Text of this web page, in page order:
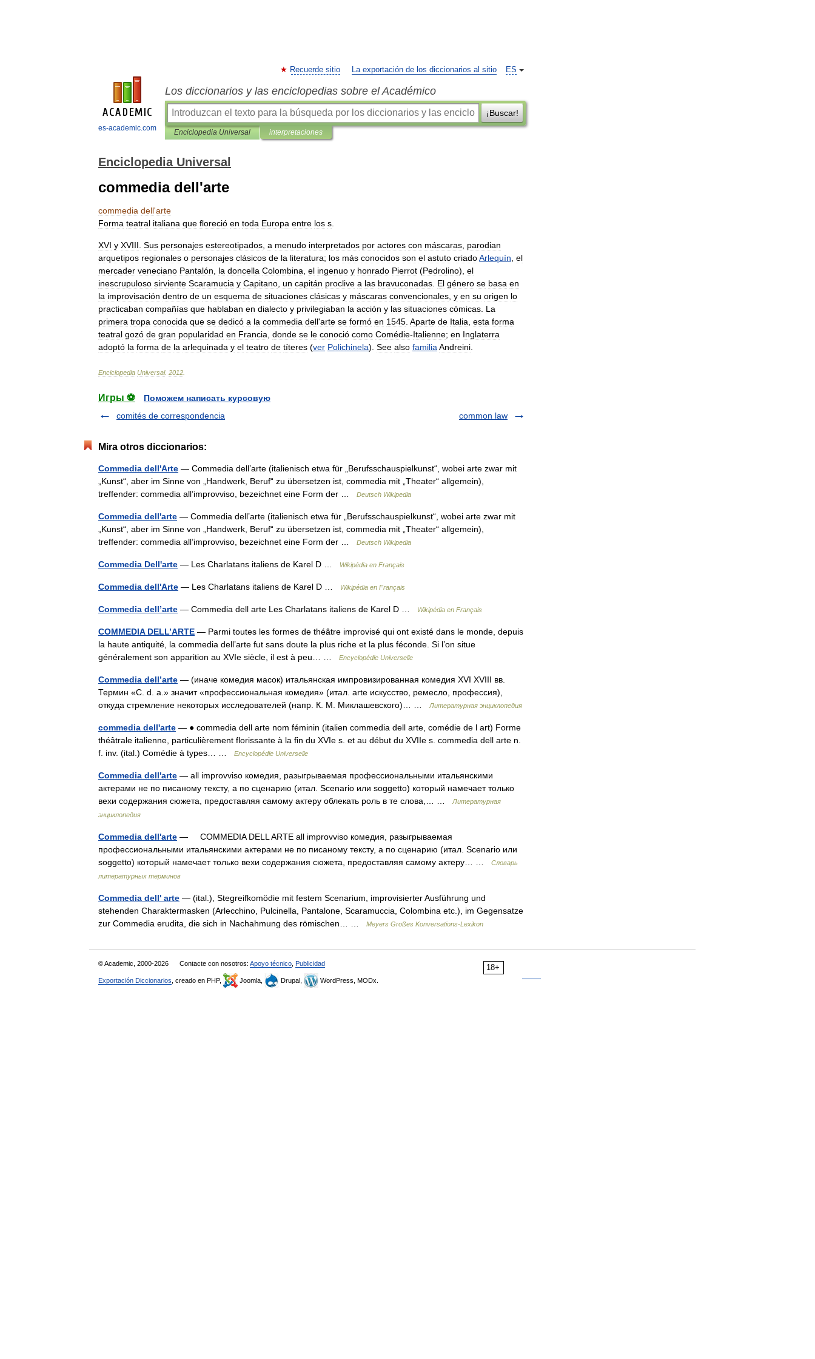
es-academic.com
ES
Recuerde sitio La exportación de los diccionarios al sitio
Los diccionarios y las enciclopedias sobre el Académico
¡Buscar!
Enciclopedia Universal interpretaciones
Enciclopedia Universal
commedia dell'arte
commedia dell'arte
Forma teatral italiana que floreció en toda Europa entre los s
XVI y XVIII Sus personajes estereotipados a menudo interpretados por actores con máscaras parodian
arquetipos regionales o personajes clásicos de la literatura; los más conocidos son el astuto criadoArlequín el
mercader veneciano Pantalón la doncella Colombina el ingenuo y honrado Pierrot (Pedrolino), el
inescrupuloso sirviente Scaramucia y Capitano un capitán proclive a las bravuconadas El género se basa en
la improvisación dentro de un esquema de situaciones clásicas y máscaras convencionales y en su origen lo
practicaban compañías que hablaban en dialecto y privilegiaban la acción y las situaciones cómicas La
primera tropa conocida que se dedicó a la commedia dell'arte se formó en 1545 Aparte de Italia esta forma
teatral gozó de gran popularidad en Francia donde se le conoció como Comédie-Italienne; en Inglaterra
adoptó la forma de la arlequinada y el teatro de títeres (ver Polichinela). See also familia Andreini
Enciclopedia Universal. 2012
Игры ⚽
Поможем написать курсовую
comités de correspondencia
common law
Mira otros diccionarios:
Commedia dell'Arte — Commedia dell’arte (italienisch etwa für „Berufsschauspielkunst“, wobei arte zwar mit
„Kunst“, aber im Sinne von „Handwerk, Beruf“ zu übersetzen ist, commedia mit „Theater“ allgemein),
treffender: commedia all’improvviso, bezeichnet eine Form der …
Deutsch Wikipedia
Commedia dell'arte — Commedia dell’arte (italienisch etwa für „Berufsschauspielkunst“, wobei arte zwar mit
„Kunst“, aber im Sinne von „Handwerk, Beruf“ zu übersetzen ist, commedia mit „Theater“ allgemein),
treffender: commedia all’improvviso, bezeichnet eine Form der …
Deutsch Wikipedia
Commedia Dell'arte — Les Charlatans italiens de Karel D … Wikipédia en Français
Commedia dell'Arte — Les Charlatans italiens de Karel D … Wikipédia en Français
Commedia dell’arte — Commedia dell arte Les Charlatans italiens de Karel D … Wikipédia en Français
COMMEDIA DELL’ARTE — Parmi toutes les formes de théâtre improvisé qui ont existé dans le monde, depuis
la haute antiquité, la commedia dell’arte fut sans doute la plus riche et la plus féconde. Si l’on situe
généralement son apparition au XVIe siècle, il est à peu… …
Encyclopédie Universelle
Commedia dell’arte — (иначе комедия масок) итальянская импровизированная комедия XVI XVIII вв.
Термин «C. d. a.» значит «профессиональная комедия» (итал. arte искусство, ремесло, профессия),
откуда стремление некоторых исследователей (напр. К. М. Миклашевского)… …
Литературная энциклопедия
commedia dell'arte — ● commedia dell arte nom féminin (italien commedia dell arte, comédie de l art) Forme
théâtrale italienne, particulièrement florissante à la fin du XVIe s. et au début du XVIIe s. commedia dell arte n.
f. inv. (ital.) Comédie à types… …
Encyclopédie Universelle
Commedia dell'arte — all improvviso комедия, разыгрываемая профессиональными итальянскими
актерами не по писаному тексту, а по сценарию (итал. Scenario или soggetto) который намечает только
вехи содержания сюжета, предоставляя самому актеру облекать роль в те слова,… …
Литературная
энциклопедия
Commedia dell'arte — COMMEDIA DELL ARTE all improvviso комедия, разыгрываемая
профессиональными итальянскими актерами не по писаному тексту, а по сценарию (итал. Scenario или
soggetto) который намечает только вехи содержания сюжета, предоставляя самому актеру… …
Словарь
литературных терминов
Commedia dell' arte — (ital.), Stegreifkomödie mit festem Scenarium, improvisierter Ausführung und
stehenden Charaktermasken (Arlecchino, Pulcinella, Pantalone, Scaramuccia, Colombina etc.), im Gegensatze
zur Commedia erudita, die sich in Nachahmung des römischen… …
Meyers Großes Konversations-Lexikon
18+
© Academic, 2000-2026 Contacte con nosotros: Apoyo técnico Publicidad
Exportación Diccionarios , creado en PHP, Joomla, Drupal, WordPress, MODx.